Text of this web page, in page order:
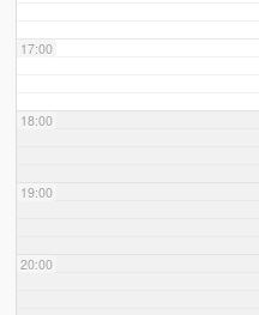
17:00
18:00
19:00
20:00